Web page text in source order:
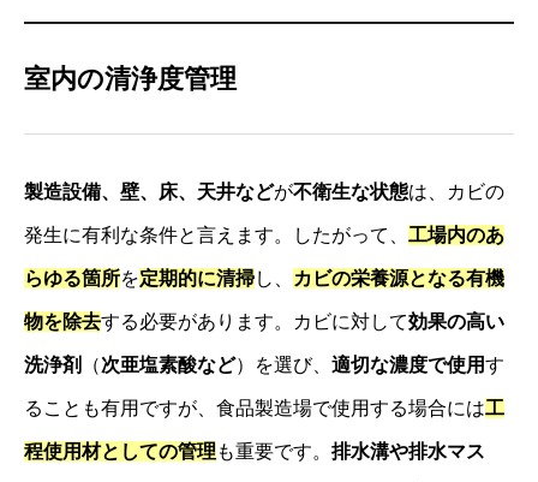
室内の清浄度管理
製造設備、壁、床、天井などが不衛生な状態は、カビの
発生に有利な条件と言えます。したがって、 工場内のあ
らゆる箇所を定期的に清掃し、 カビの栄養源となる有機
物を除去する必要があります。カビに対して効果の高い
洗浄剤 （次亜塩素酸など）を選び、 適切な濃度で使用す
ることも有用ですが、食品製造場で使用する場合には工
程使用材としての管理 も重要です。 排水溝や排水マス